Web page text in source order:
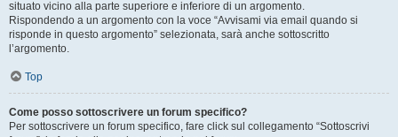
situato vicino alla parte superiore e inferiore di un argomento.
Rispondendo a un argomento con la voce “Avvisami via email quando si
risponde in questo argomento” selezionata, sarà anche sottoscritto
l’argomento.
Top
Come posso sottoscrivere un forum specifico?
Per sottoscrivere un forum specifico, fare click sul collegamento “Sottoscrivi